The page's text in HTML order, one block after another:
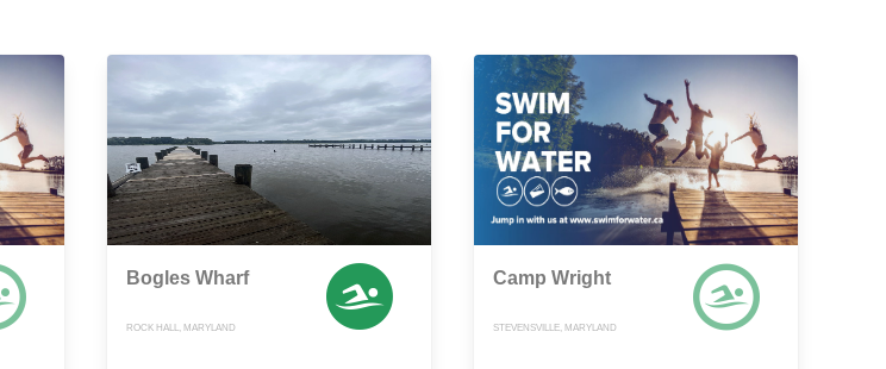
Bogles Wharf
ROCK HALL, MARYLAND
Camp Wright
STEVENSVILLE, MARYLAND